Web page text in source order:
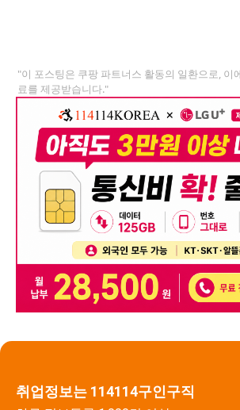
취업정보는 114114구인구직
"이 포스팅은 쿠팡 파트너스 활동의 일환으로, 이
료를 제공받습니다."